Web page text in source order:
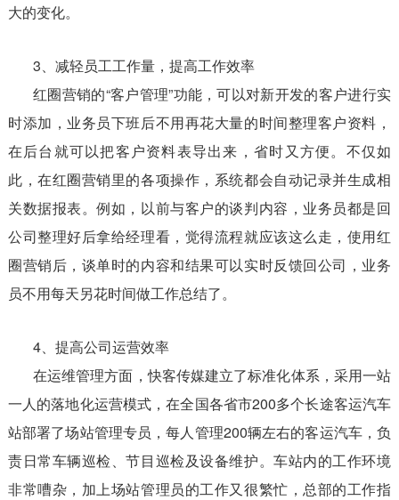
大的变化。
3、减轻员工工作量，提高工作效率
红圈营销的“客户管理”功能，可以对新开发的客户进行实
时添加，业务员下班后不用再花大量的时间整理客户资料，
在后台就可以把客户资料表导出来，省时又方便。不仅如
此，在红圈营销里的各项操作，系统都会自动记录并生成相
关数据报表。例如，以前与客户的谈判内容，业务员都是回
公司整理好后拿给经理看，觉得流程就应该这么走，使用红
圈营销后，谈单时的内容和结果可以实时反馈回公司，业务
员不用每天另花时间做工作总结了。
4、提高公司运营效率
在运维管理方面，快客传媒建立了标准化体系，采用一站
一人的落地化运营模式，在全国各省市200多个长途客运汽车
站部署了场站管理专员，每人管理200辆左右的客运汽车，负
责日常车辆巡检、节目巡检及设备维护。车站内的工作环境
非常嘈杂，加上场站管理员的工作又很繁忙，总部的工作指